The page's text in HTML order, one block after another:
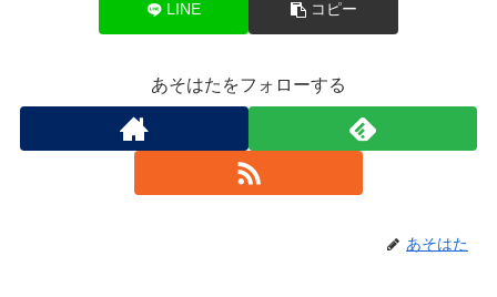
LINE コピー
あそはたをフォローする
あそはた